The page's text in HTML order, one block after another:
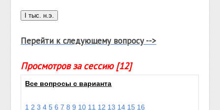
Перейти к следующему вопросу -->
Просмотров за сессию [12]
Все вопросы с варианта
1 2 3 4 5 6 7 8 9 10 11 12 13 14 15 16